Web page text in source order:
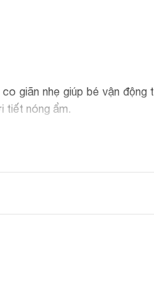
giãn nhẹ giúp bé vận động
tiết nóng ẩm.